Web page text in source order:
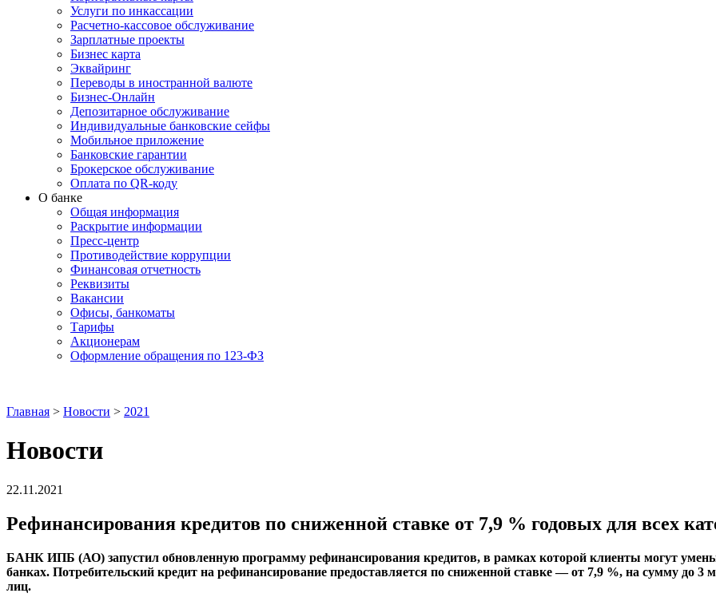
Услуги по инкассации
Расчетно-кассовое обслуживание
Зарплатные проекты
Бизнес карта
Эквайринг
Переводы в иностранной валюте
Бизнес-Онлайн
Депозитарное обслуживание
Индивидуальные банковские сейфы
Мобильное приложение
Банковские гарантии
Брокерское обслуживание
Оплата по QR-коду
О банке
Общая информация
Раскрытие информации
Пресс-центр
Противодействие коррупции
Финансовая отчетность
Реквизиты
Вакансии
Офисы, банкоматы
Тарифы
Акционерам
Оформление обращения по 123-ФЗ
Главная > Новости > 2021
Новости
22.11.2021
Рефинансирования кредитов по сниженной ставке от 7,9 % годовых для всех
БАНК ИПБ (АО) запустил обновленную программу рефинансирования кредитов, в рамках которой клиенты могут
банках. Потребительский кредит на рефинансирование предоставляется по сниженной ставке — от 7,9 %, на сумму до 3
лиц.